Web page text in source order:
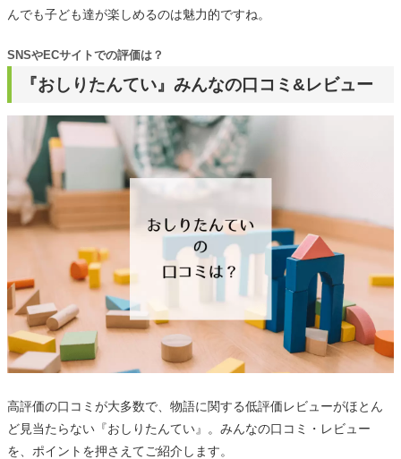
んでも子ども達が楽しめるのは魅力的ですね。
『おしりたんてい』みんなの口コミ&レビュー
SNSやECサイトでの評価は？
高評価の口コミが大多数で、物語に関する低評価レビューがほとん
ど見当たらない『おしりたんてい』。みんなの口コミ・レビュー
を、ポイントを押さえてご紹介します。